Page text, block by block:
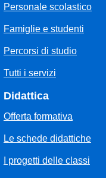
Personale scolastico
Famiglie e studenti
Percorsi di studio
Tutti i servizi
Didattica
Offerta formativa
Le schede didattiche
I progetti delle classi